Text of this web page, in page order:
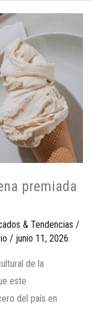
premiada
& Tendencias /
/ junio 11, 2026
de la
este
del país en